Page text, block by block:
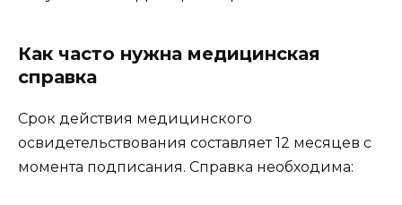
Как часто нужна медицинская
справка
Срок действия медицинского
освидетельствования составляет 12 месяцев с
момента подписания. Справка необходима: